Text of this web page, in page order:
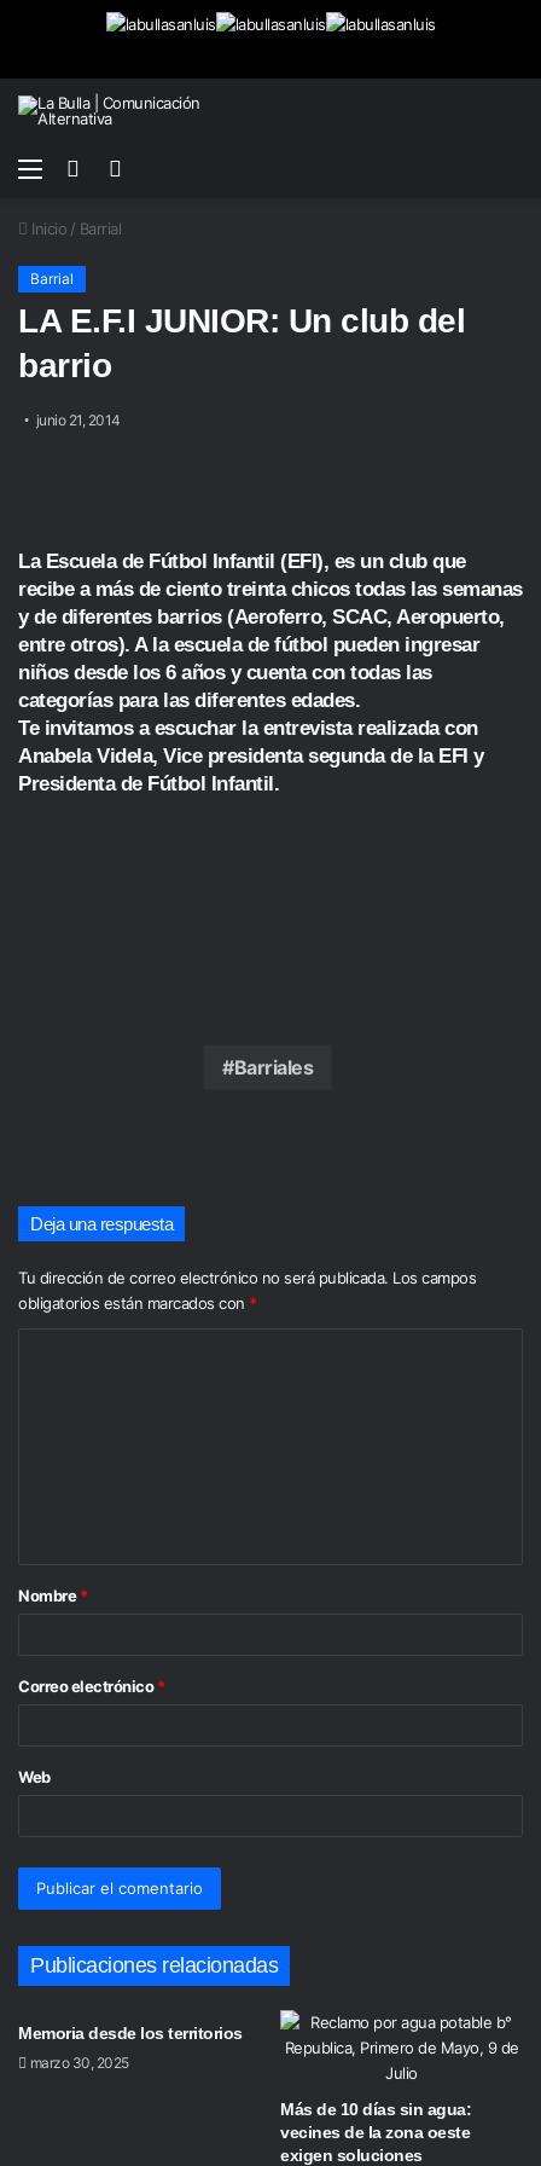
Menú
Buscar
Inicio / Barrial
Barrial
LA E.F.I JUNIOR: Un club del
barrio
junio 21, 2014
La Escuela de Fútbol Infantil (EFI), es un club que
recibe a más de ciento treinta chicos todas las semanas
y de diferentes barrios (Aeroferro, SCAC, Aeropuerto,
entre otros). A la escuela de fútbol pueden ingresar
niños desde los 6 años y cuenta con todas las
categorías para las diferentes edades.
Te invitamos a escuchar la entrevista realizada con
Anabela Videla, Vice presidenta segunda de la EFI y
Presidenta de Fútbol Infantil.
Barriales
Deja una respuesta
Tu dirección de correo electrónico no será publicada. Los campos
obligatorios están marcados con *
r
Nombre*
Correo electrónico*
Web
Publicaciones relacionadas
Memoria desde los territorios
marzo 30, 2025
Más de 10 días sin agua:
vecines de la zona oeste
exigen soluciones